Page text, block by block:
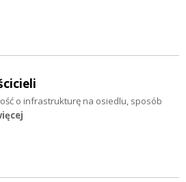
o infrastrukturę na osiedlu, sposób